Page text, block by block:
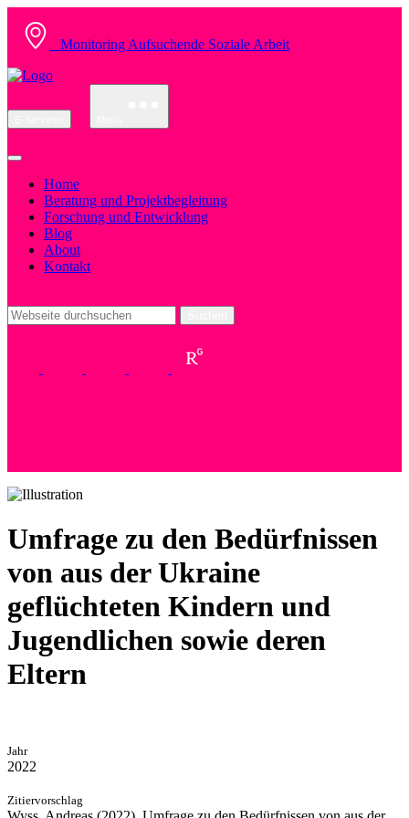
Monitoring Aufsuchende Soziale Arbeit
Home
Beratung und Projektbegleitung
Forschung und Entwicklung
Blog
About
Kontakt
Umfrage zu den Bedürfnissen
von aus der Ukraine
geflüchteten Kindern und
Jugendlichen sowie deren
Eltern
Jahr
2022
Zitiervorschlag